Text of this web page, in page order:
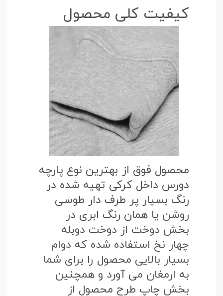
کیفیت کلی محصول
محصول فوق از بهترین نوع پارچه
دورس داخل کرکی تهیه شده در
رنگ بسیار پر طرف دار طوسی
روشن یا همان رنگ ابری در
بخش دوخت از دوخت دوبله
چهار نخ استفاده شده که دوام
بسیار بالایی محصول را برای شما
به ارمغان می آورد و همچنین
بخش چاپ طرح محصول از